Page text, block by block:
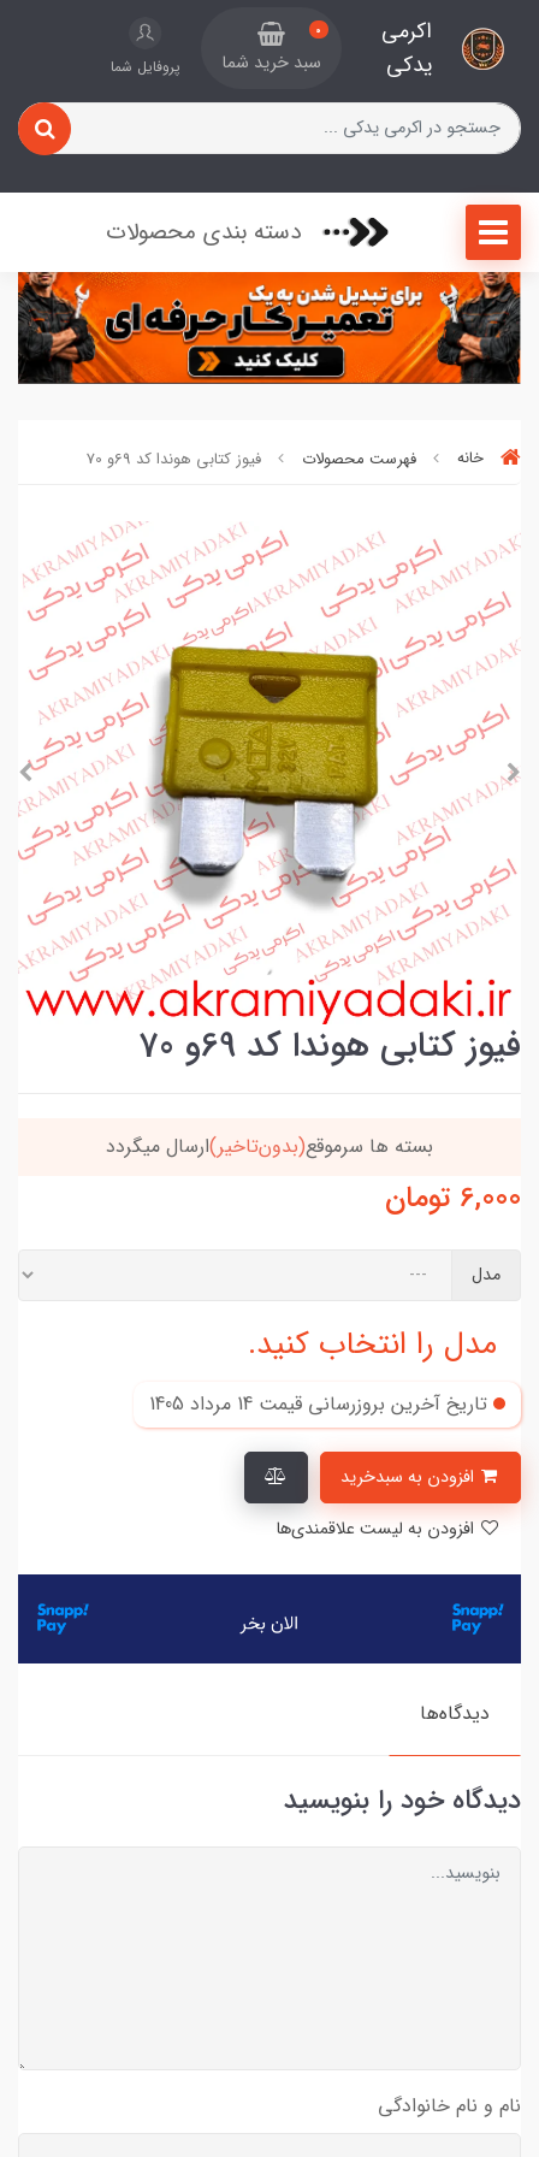
اکرمی
یدکی
0
سبد خرید شما پروفایل شما
دسته بندی محصولات
خانه فهرست محصولات فیوز کتابی هوندا کد 69و 70
فیوز کتابی هوندا کد 69و 70
بسته ها سرموقع(بدون‌تاخیر)ارسال میگردد
6,000 تومان
مدل
مدل را انتخاب کنید.
تاریخ آخرین بروزرسانی قیمت 14 مرداد 1405
دیدگاه‌ها
دیدگاه خود را بنویسید
نام و نام خانوادگی